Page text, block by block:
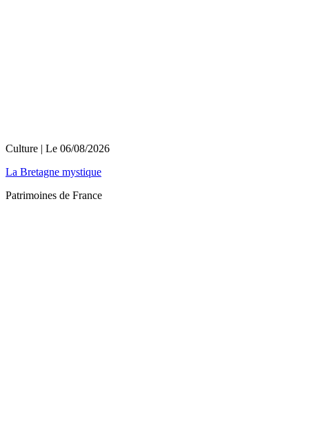
Culture | Le 06/08/2026
La Bretagne mystique
Patrimoines de France